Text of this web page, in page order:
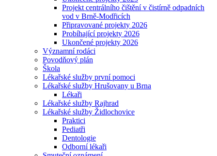
Projekt centrálního čištění v čistírně odpadních
vod v Brně-Modřicích
Připravované projekty 2026
Probíhající projekty 2026
Ukončené projekty 2026
Významní rodáci
Povodňový plán
Škola
Lékařské služby první pomoci
Lékařské služby Hrušovany u Brna
Lékaři
Lékařské služby Rajhrad
Lékařské služby Židlochovice
Praktici
Pediatři
Dentologie
Odborní lékaři